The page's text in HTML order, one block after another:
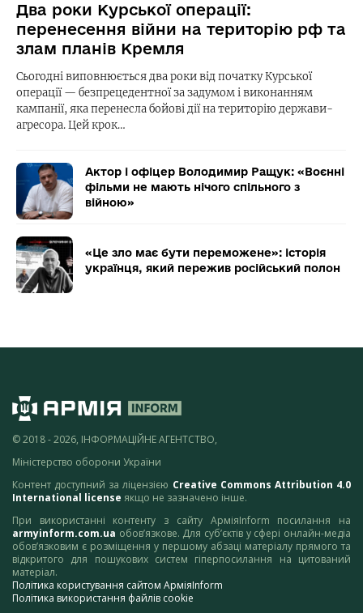
Два роки Курської операції:
перенесення війни на територію рф та
злам планів Кремля
Сьогодні виповнюється два роки від початку Курської
операції — безпрецедентної за задумом і виконанням
кампанії, яка перенесла бойові дії на територію держави-
агресора. Цей крок…
Актор і офіцер Володимир Ращук: «Воєнні
фільми не мають нічого спільного з
війною»
«Це зло має бути переможене»: історія
українця, який пережив російський полон
© 2018 - 2026, ІНФОРМАЦІЙНЕ АГЕНТСТВО,
Міністерство оборони України
Контент доступний за ліцензією Creative Commons Attribution 4.0
International license якщо не зазначено інше.
При використанні контенту з сайту АрміяInform посилання на
armyinform.com.ua обов’язкове. Для суб’єктів у сфері онлайн-медіа
обов’язковим є розміщення у першому абзаці матеріалу прямого та
відкритого для пошукових систем гіперпосилання на цитований
матеріал.
Політика користування сайтом АрміяInform
Політика використання файлів cookie